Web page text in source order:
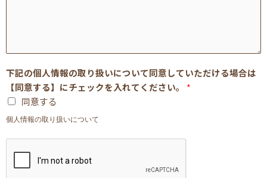
下記の個人情報の取り扱いについて同意していただける場合は
【同意する】にチェックを入れてください。 *
同意する
個人情報の取り扱いについて